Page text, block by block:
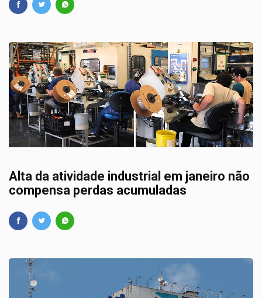
Alta da atividade industrial em janeiro não
compensa perdas acumuladas